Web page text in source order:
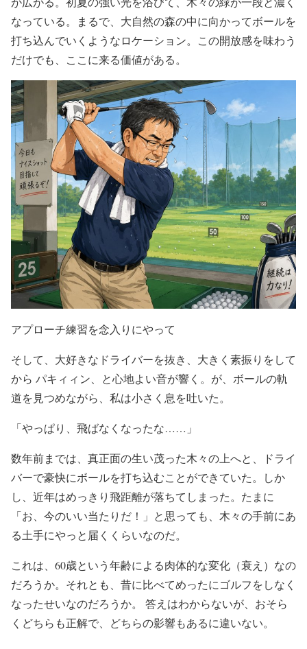
なっている。まるで、大自然の森の中に向かってボールを
打ち込んでいくようなロケーション。この開放感を味わう
だけでも、ここに来る価値がある。
アプローチ練習を念入りにやって
そして、大好きなドライバーを抜き、大きく素振りをして
から パキィィン、と心地よい音が響く。が、ボールの軌
道を見つめながら、私は小さく息を吐いた。
「やっぱり、飛ばなくなったな……」
数年前までは、真正面の生い茂った木々の上へと、ドライ
バーで豪快にボールを打ち込むことができていた。しか
し、近年はめっきり飛距離が落ちてしまった。たまに
「お、今のいい当たりだ！」と思っても、木々の手前にあ
る土手にやっと届くくらいなのだ。
これは、60歳という年齢による肉体的な変化（衰え）なの
だろうか。それとも、昔に比べてめったにゴルフをしなく
なったせいなのだろうか。 答えはわからないが、おそら
くどちらも正解で、どちらの影響もあるに違いない。